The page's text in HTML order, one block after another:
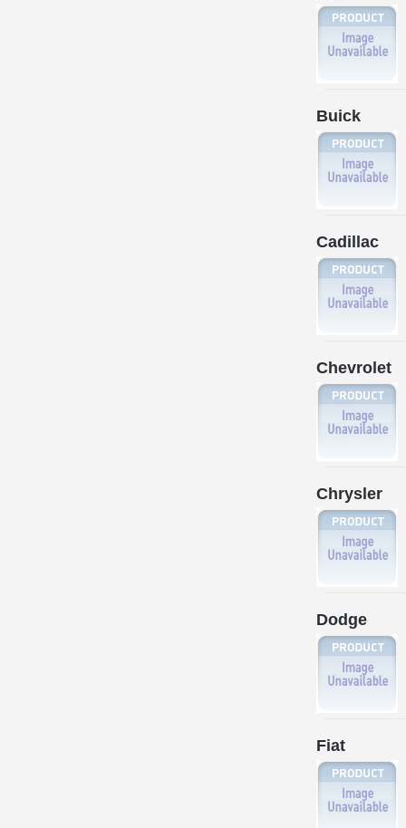
Buick
Cadillac
Chevrolet
Chrysler
Dodge
Fiat